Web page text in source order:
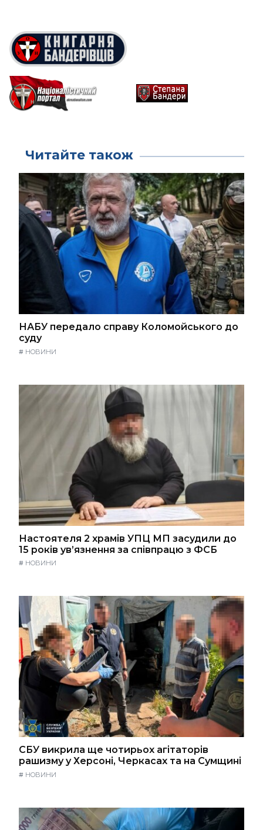
Читайте також
НАБУ передало справу Коломойського до
суду
# НОВИНИ
Настоятеля 2 храмів УПЦ МП засудили до
15 років ув’язнення за співпрацю з ФСБ
# НОВИНИ
СБУ викрила ще чотирьох агітаторів
рашизму у Херсоні, Черкасах та на Сумщині
# НОВИНИ